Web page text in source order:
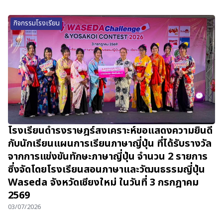
กิจกรรมโรงเรียน
โรงเรียนดำรงราษฎร์สงเคราะห์ขอแสดงความยินดี
กับนักเรียนแผนการเรียนภาษาญี่ปุ่น ที่ได้รับรางวัล
จากการแข่งขันทักษะภาษาญี่ปุ่น จำนวน 2 รายการ
ซึ่งจัดโดยโรงเรียนสอนภาษาและวัฒนธรรมญี่ปุ่น
Waseda จังหวัดเชียงใหม่ ในวันที่ 3 กรกฎาคม
2569
03/07/2026